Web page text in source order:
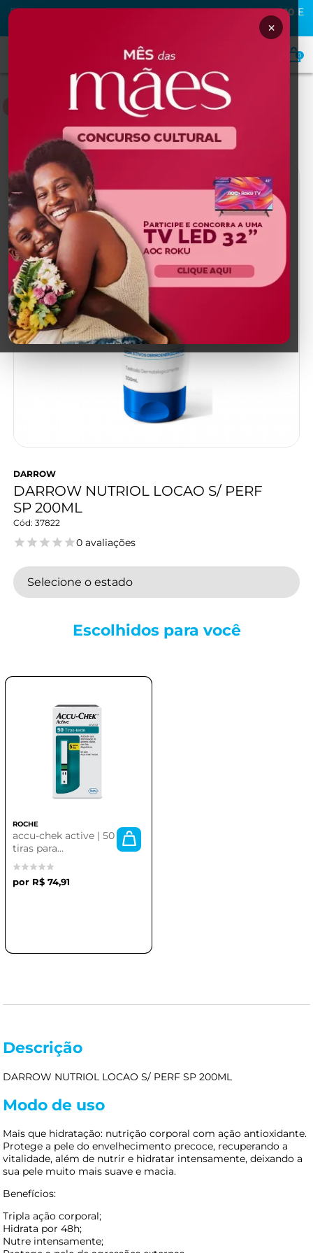
PRIMEIRA COMPRA NA MAFRA? USE O CUPOMMAFRA10 E
0
DERMOCOSMÉTICOS
DERMOCOSMÉTICOS
DARROW
DARROW NUTRIOL LOCAO S/ PERF
SP 200ML
37822
0 avaliações
Selecione o estado
Escolhidos para você
ROCHE
accu-chek active | 50
tiras para
monitoramento de
glicose
R$ 74,91
Descrição
DARROW NUTRIOL LOCAO S/ PERF SP 200ML
Modo de uso
Mais que hidratação: nutrição corporal com ação antioxidante.
Protege a pele do envelhecimento precoce, recuperando a
vitalidade, além de nutrir e hidratar intensamente, deixando a
sua pele muito mais suave e macia.
Benefícios:
Tripla ação corporal;
Hidrata por 48h;
Nutre intensamente;
×